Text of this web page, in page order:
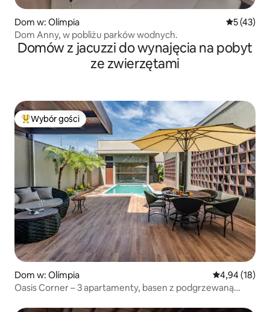
Dom w: Olímpia Średnia
5 (43)
Dom Anny, w pobliżu parków wodnych.
Domów z jacuzzi do wynajęcia na pobyt
ze zwierzętami
Najpopularniejsze z kategorii Wybór gości
Wybór gości
Dom w: Olímpia Średnia
4,94 (18)
Oasis Corner – 3 apartamenty, basen z podgrzewaną